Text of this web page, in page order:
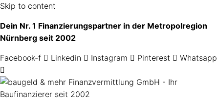
Skip to content
Dein Nr. 1 Finanzierungspartner in der Metropolregion
Nürnberg seit 2002
Facebook-f Linkedin Instagram Pinterest Whatsapp